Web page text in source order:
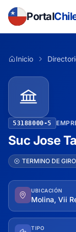
Portal
Inicio
53188000-5
Suc Jose
TERMINO DE
UBICACIÓN
Molina, Vii
TIPO